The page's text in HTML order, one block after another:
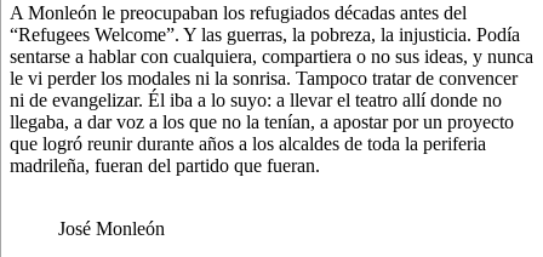
A Monleón le preocupaban los refugiados décadas antes del
“Refugees Welcome”. Y las guerras, la pobreza, la injusticia. Podía
sentarse a hablar con cualquiera, compartiera o no sus ideas, y nunca
le vi perder los modales ni la sonrisa. Tampoco tratar de convencer
ni de evangelizar. Él iba a lo suyo: a llevar el teatro allí donde no
llegaba, a dar voz a los que no la tenían, a apostar por un proyecto
que logró reunir durante años a los alcaldes de toda la periferia
madrileña, fueran del partido que fueran.
José Monleón